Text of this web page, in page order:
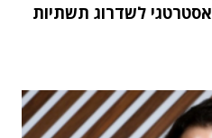
וואן הובילה פרויקט SAP אסטרטגי לשדרוג תשתיות